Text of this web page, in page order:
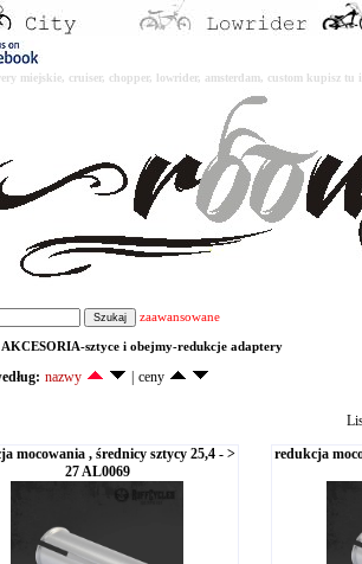
miejskie, cruiser, chopper, lowrider, amsterdam, custom kupisz
zaawansowane
sztyce i obejmy-redukcje adaptery
nazwy ceny
mocowania , średnicy sztycy 25,4 - >
27 AL0069
redukcja